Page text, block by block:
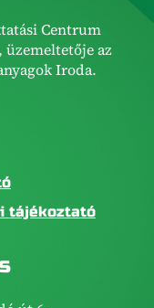
Centrum
az
Iroda.
tájékoztató